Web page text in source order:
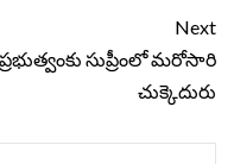
Next
సుప్రీంలో మరోసారి
చుక్కెదురు